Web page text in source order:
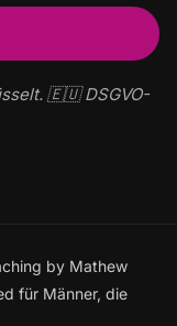
🇪🇺 DSGVO-
by Mathew
für Männer, die